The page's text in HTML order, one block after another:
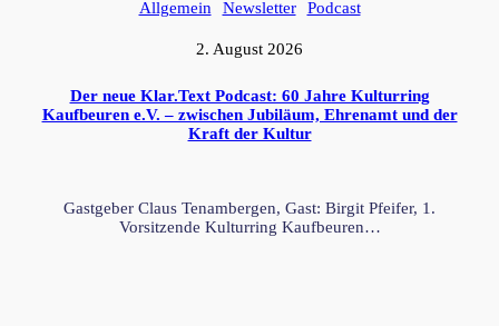
Allgemein Newsletter Podcast
2. August 2026
Der neue Klar.Text Podcast: 60 Jahre Kulturring
Kaufbeuren e.V. – zwischen Jubiläum, Ehrenamt und der
Kraft der Kultur
Gastgeber Claus Tenambergen, Gast: Birgit Pfeifer, 1.
Vorsitzende Kulturring Kaufbeuren…